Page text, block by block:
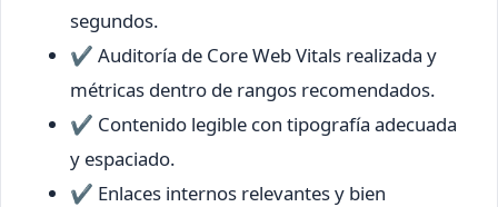
segundos.
✔ Auditoría de Core Web Vitals realizada y
métricas dentro de rangos recomendados.
✔ Contenido legible con tipografía adecuada
y espaciado.
✔ Enlaces internos relevantes y bien